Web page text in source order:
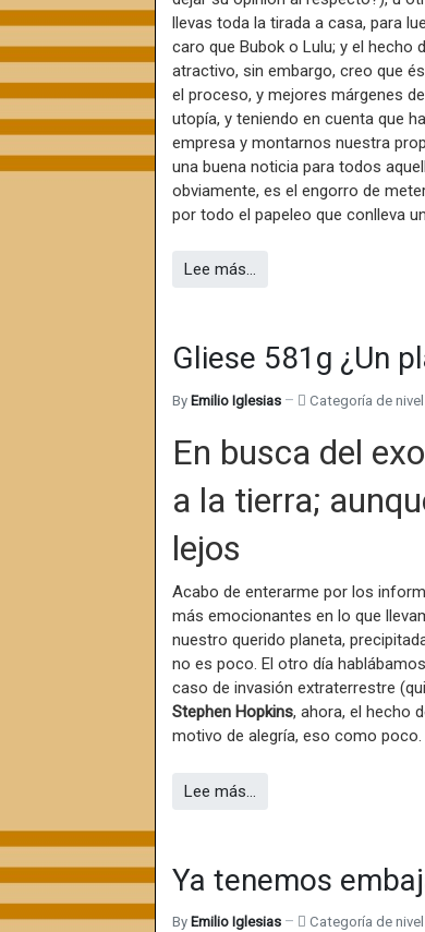
llevas toda la tirada a casa, para
caro que Bubok o Lulu; y el
atractivo, sin embargo, creo que
el proceso, y mejores márgenes
utopía, y teniendo en cuenta que
empresa y montarnos nuestra
una buena noticia para todos
obviamente, es el engorro de
por todo el papeleo que conlleva
Lee más…
Gliese 581g ¿Un
By Emilio Iglesias Categoría de
En busca del
a la tierra;
lejos
Acabo de enterarme por los
más emocionantes en lo que
nuestro querido planeta,
no es poco. El otro día
caso de invasión extraterrestre
Stephen Hopkins, ahora, el hecho
motivo de alegría, eso como
Lee más…
Ya tenemos
By Emilio Iglesias Categoría de